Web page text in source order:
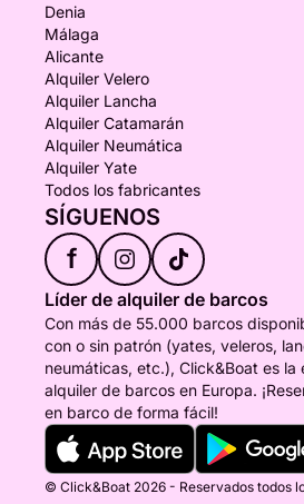
Denia
Málaga
Alicante
Alquiler Velero
Alquiler Lancha
Alquiler Catamarán
Alquiler Neumática
Alquiler Yate
Todos los fabricantes
SÍGUENOS
f
Líder de alquiler de barcos
Con más de 55.000 barcos
con o sin patrón (yates, veleros,
neumáticas, etc.), Click&Boat es la
alquiler de barcos en Europa.
en barco de forma fácil!
© Click&Boat 2026 - Reservados todos